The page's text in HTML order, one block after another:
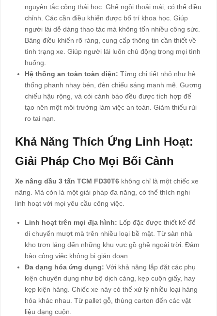
nguyên tắc công thái học. Ghế ngồi thoải mái, có thể điều
chỉnh. Các cần điều khiển được bố trí khoa học. Giúp
người lái dễ dàng thao tác mà không tốn nhiều công sức.
Bảng điều khiển rõ ràng, cung cấp thông tin cần thiết về
tình trạng xe. Giúp người lái luôn chủ động trong mọi tình
huống.
Hệ thống an toàn toàn diện: Từng chi tiết nhỏ như hệ
thống phanh nhạy bén, đèn chiếu sáng mạnh mẽ. Gương
chiếu hậu rộng, và còi cảnh báo đều được tích hợp để
tạo nên một môi trường làm việc an toàn. Giảm thiểu rủi
ro tai nạn.
Khả Năng Thích Ứng Linh Hoạt:
Giải Pháp Cho Mọi Bối Cảnh
Xe nâng dầu 3 tấn TCM FD30T6 không chỉ là một chiếc xe
nâng. Mà còn là một giải pháp đa năng, có thể thích nghi
linh hoạt với mọi yêu cầu công việc.
Linh hoạt trên mọi địa hình: Lốp đặc được thiết kế để
di chuyển mượt mà trên nhiều loại bề mặt. Từ sàn nhà
kho trơn láng đến những khu vực gồ ghề ngoài trời. Đảm
bảo công việc không bị gián đoạn.
Đa dạng hóa ứng dụng: Với khả năng lắp đặt các phụ
kiện chuyên dụng như bộ dịch càng, kẹp cuộn giấy, hay
kẹp kiện hàng. Chiếc xe này có thể xử lý nhiều loại hàng
hóa khác nhau. Từ pallet gỗ, thùng carton đến các vật
liệu dạng cuộn.